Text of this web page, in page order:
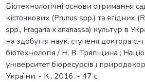
Біотехнологічні основи отримання
кісточкових (Prunus spp.) та ягідних
spp., Fragaria x ananassa) культур в
на здобуття наук. ступеня доктора
біотехнологія / Н. В. Тряпіцина ;
університет біоресурсів і
України. - К., 2016. - 47 с.